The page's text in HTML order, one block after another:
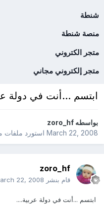
شنطة
منصة شنطة
متجر الكتروني
متجر إلكتروني مجاني
ابتسم ...أنت في دولة
بواسطهzoro_hf
March 22, 2008استورد ملفات
zoro_hf
قام بنشر 22, 2008
ابتسم ...أنت في دولة عربية....